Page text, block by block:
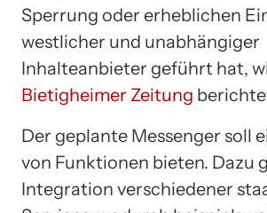
Sperrung oder erheblichen
westlicher und unabhängiger
Inhalteanbieter geführt hat,
Bietigheimer Zeitung
Der geplante Messenger soll
von Funktionen bieten. Dazu
Integration verschiedener